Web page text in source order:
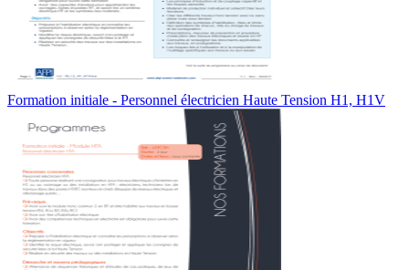
Formation initiale - Personnel électricien Haute Tension H1, H1V